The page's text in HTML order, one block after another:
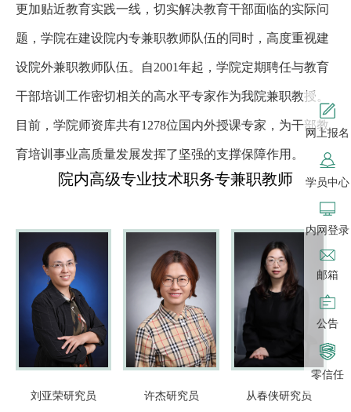
网上报名
学员中心
内网登录
邮箱
公告
零信任
更加贴近教育实践一线，切实解决教育干部面临的实际问
题，学院在建设院内专兼职教师队伍的同时，高度重视建
设院外兼职教师队伍。自2001年起，学院定期聘任与教育
干部培训工作密切相关的高水平专家作为我院兼职教授。
目前，学院师资库共有1278位国内外授课专家，为干部教
育培训事业高质量发展发挥了坚强的支撑保障作用。
院内高级专业技术职务专兼职教师
刘亚荣研究员 许杰研究员 从春侠研究员